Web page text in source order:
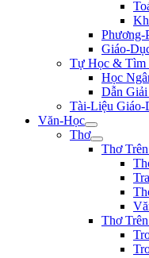
Phương-
Giáo-
Tự Học & Tìm
Học
Dẫn
Tài-Liệu Giáo-
Văn-Học
Thơ
Thơ
Thơ